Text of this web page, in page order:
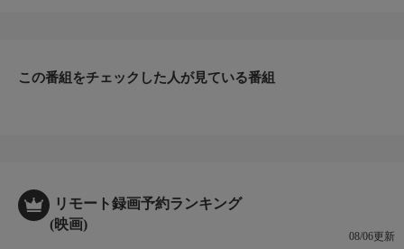
監督・脚本
この番組をチェックした人が見ている番組
リモート録画予約ランキング
(映画)
08/06更新